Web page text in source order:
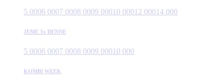
5 0006 0007 0008 0009 00010 00012 00014 000
JEME 3x DENNE
5 0006 0007 0008 0009 00010 000
KOMBI WEEK